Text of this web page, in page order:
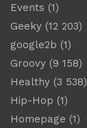
Events (1)
Geeky (12 203)
google2b (1)
Groovy (9 158)
Healthy (3 538)
Hip-Hop (1)
Homepage (1)